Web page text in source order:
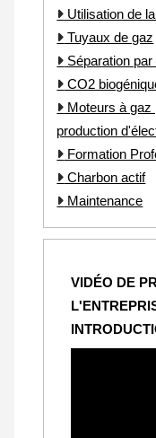
Utilisation de
Tuyaux de gaz
Séparation
CO2
Moteurs à gaz
production
Formation
Charbon actif
Maintenance
VIDÉO DE